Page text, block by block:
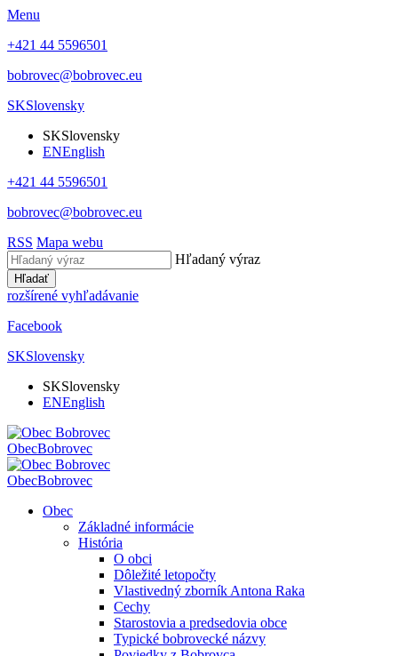
Menu
+421 44 5596501
bobrovec@bobrovec.eu
SKSlovensky
SKSlovensky
ENEnglish
+421 44 5596501
bobrovec@bobrovec.eu
RSS Mapa webu
Hľadaný výraz
Hľadať
rozšírené vyhľadávanie
Facebook
SKSlovensky
SKSlovensky
ENEnglish
ObecBobrovec
ObecBobrovec
Obec
Základné informácie
História
O obci
Dôležité letopočty
Vlastivedný zborník Antona Raka
Cechy
Starostovia a predsedovia obce
Typické bobrovecké názvy